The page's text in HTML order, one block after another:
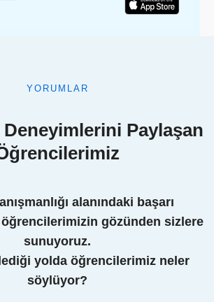
YORUMLAR
Paylaşan
alanındaki başarı
gözünden sizlere
sunuyoruz.
yolda öğrencilerimiz neler
söylüyor?